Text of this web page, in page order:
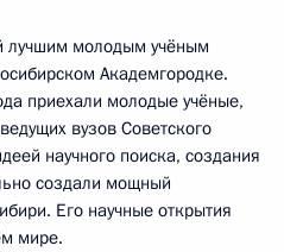
лучшим молодым учёным
Академгородке.
приехали молодые учёные,
вузов Советского
научного поиска, создания
создали мощный
Его научные открытия
мире.